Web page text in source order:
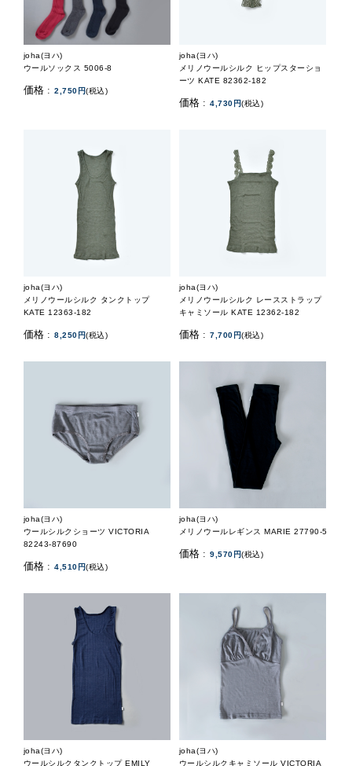
joha(ヨハ)
ウールソックス 5006-8
価格 : 2,750円(税込)
joha(ヨハ)
メリノウールシルク ヒップスターショ
ーツ KATE 82362-182
価格 : 4,730円(税込)
joha(ヨハ)
メリノウールシルク タンクトップ
KATE 12363-182
価格 : 8,250円(税込)
joha(ヨハ)
メリノウールシルク レースストラップ
キャミソール KATE 12362-182
価格 : 7,700円(税込)
joha(ヨハ)
ウールシルクショーツ VICTORIA
82243-87690
価格 : 4,510円(税込)
joha(ヨハ)
メリノウールレギンス MARIE 27790-5
価格 : 9,570円(税込)
joha(ヨハ)
ウールシルクタンクトップ EMILY
joha(ヨハ)
ウールシルクキャミソール VICTORIA